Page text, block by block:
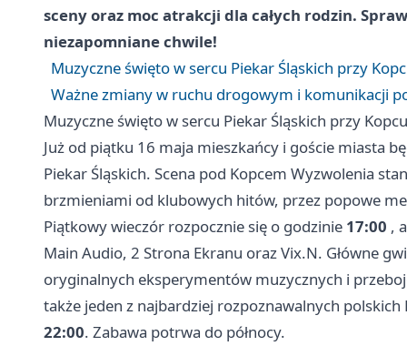
sceny oraz moc atrakcji dla całych rodzin.
niezapomniane chwile!
Muzyczne święto w sercu Piekar Śląskich przy
Ważne zmiany w ruchu drogowym i komunikacji
Muzyczne święto w sercu Piekar Śląskich przy
Już od piątku 16 maja mieszkańcy i goście miasta
Piekar Śląskich. Scena pod Kopcem Wyzwolenia
brzmieniami od klubowych hitów, przez popowe
Piątkowy wieczór rozpocznie się o godzinie 17:00 ,
Main Audio, 2 Strona Ekranu oraz Vix.N. Główne
oryginalnych eksperymentów muzycznych i
także jeden z najbardziej rozpoznawalnych
22:00. Zabawa potrwa do północy.